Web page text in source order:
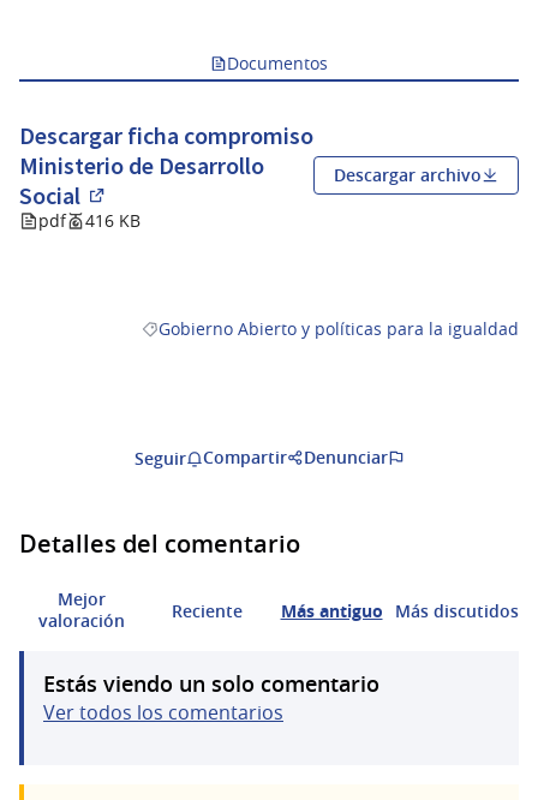
Documentos
Descargar ficha compromiso
Ministerio de Desarrollo
Social
(Abrir en una pestaña nueva)
pdf 416 KB
Descargar archivo
Resultados al filtrar por la categoría: Gobierno
Gobierno Abierto y políticas para la igualdad
Seguir Compartir Denunciar
Detalles del comentario
Mejor
valoración
Reciente Más antiguo Más discutidos
Estás viendo un solo comentario
Ver todos los comentarios